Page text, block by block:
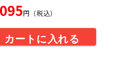
円（税込）
カートに入れる